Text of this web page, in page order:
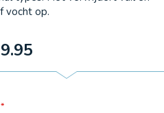
vocht op.